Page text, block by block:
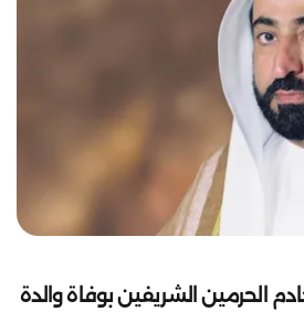
الحرمين الشريفين بوفاة والدة